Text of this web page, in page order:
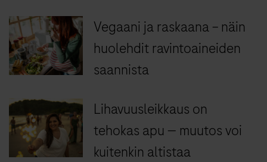
Vegaani ja raskaana – näin
huolehdit ravintoaineiden
saannista
Lihavuusleikkaus on
tehokas apu — muutos voi
kuitenkin altistaa